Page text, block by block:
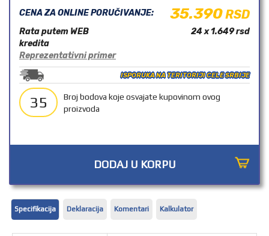
CENA ZA ONLINE PORUČIVANJE: 35.390RSD
Rata putem WEB
kredita
24 x 1.649rsd
Reprezentativni primer
ISPORUKA NA TERITORIJI CELE SRBIJE
35
Broj bodova koje osvajate kupovinom ovog
proizvoda
DODAJ U KORPU
Specifikacija Deklaracija Komentari Kalkulator